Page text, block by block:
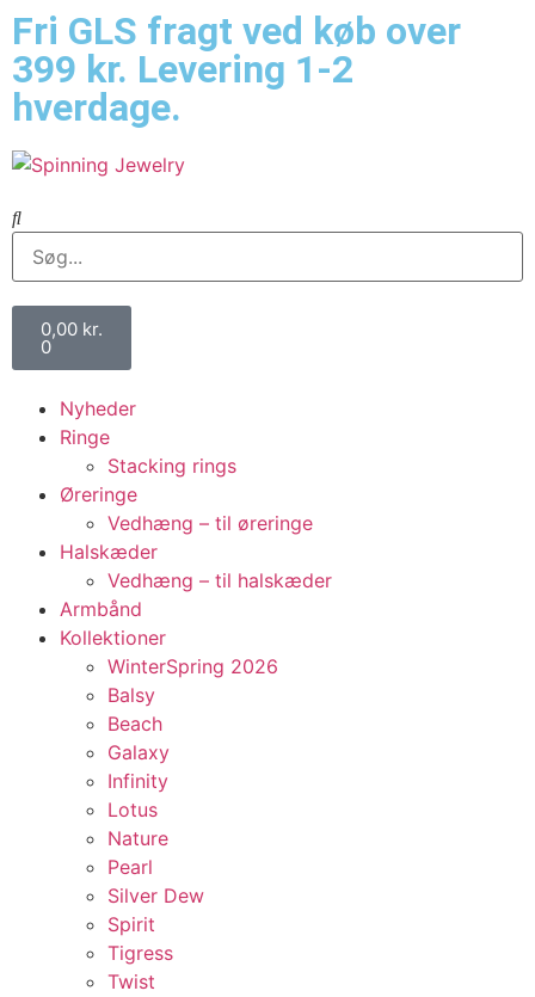
Fri GLS fragt ved køb over
399 kr. Levering 1-2
hverdage.
0,00 kr.
0
Nyheder
Ringe
Stacking rings
Øreringe
Vedhæng – til øreringe
Halskæder
Vedhæng – til halskæder
Armbånd
Kollektioner
WinterSpring 2026
Balsy
Beach
Galaxy
Infinity
Lotus
Nature
Pearl
Silver Dew
Spirit
Tigress
Twist